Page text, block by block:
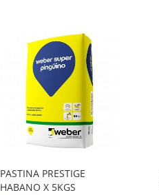
PASTINA PRESTIGE
HABANO X 5KGS